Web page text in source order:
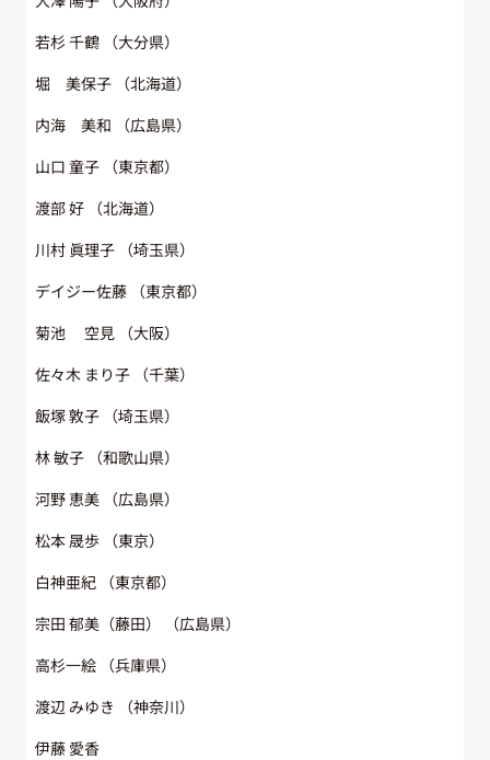
若杉 千鶴 （大分県）
堀 美保子 （北海道）
内海 美和
（広島県）
山口 童子 （東京都）
渡部 好 （北海道）
川村 眞理子 （埼玉県）
デイジー佐藤 （東京都）
菊池 空見 （大阪）
佐々木 まり子 （千葉）
飯塚 敦子 （埼玉県）
林 敏子 （和歌山県）
河野 恵美 （広島県）
松本 晟歩 （東京）
白神亜紀 （東京都）
宗田 郁美（藤田）
（広島県）
高杉一絵 （兵庫県）
渡辺 みゆき
（神奈川）
伊藤 愛香